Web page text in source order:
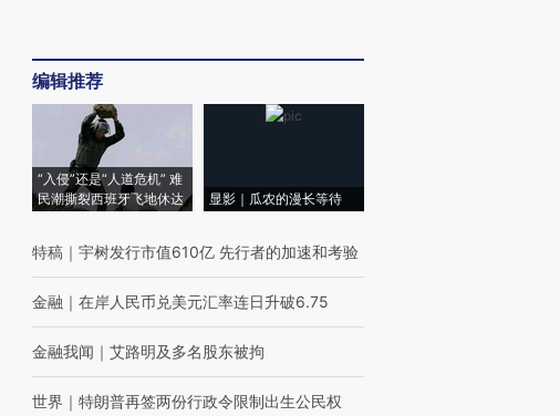
编辑推荐
“入侵”还是“人道危机” 难
民潮撕裂西班牙飞地休达
显影｜瓜农的漫长等待
特稿 ｜ 宇树发行市值610亿 先行者的加速和考验
金融 ｜ 在岸人民币兑美元汇率连日升破6.75
金融我闻 ｜ 艾路明及多名股东被拘
世界 ｜ 特朗普再签两份行政令限制出生公民权